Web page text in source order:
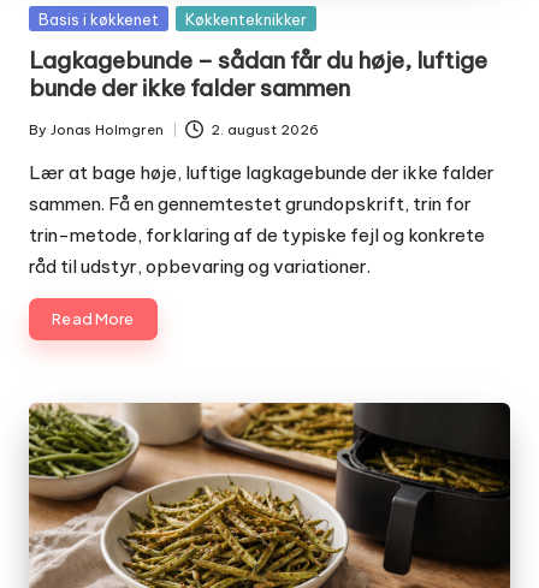
Posted
Basis i køkkenet Køkkenteknikker
Lagkagebunde – sådan får du høje, luftige
bunde der ikke falder sammen
Posted
by
By Jonas Holmgren 2. august 2026
Lær at bage høje, luftige lagkagebunde der ikke falder
sammen. Få en gennemtestet grundopskrift, trin for
trin-metode, forklaring af de typiske fejl og konkrete
råd til udstyr, opbevaring og variationer.
Read More